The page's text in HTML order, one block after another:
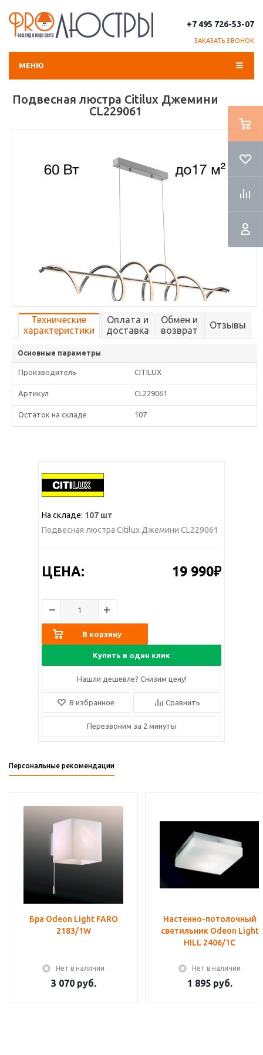
+7 495 726-53-07
ЗАКАЗАТЬ ЗВОНОК
МЕНЮ
Подвесная люстра Citilux Джемини
CL229061
Технические
характеристики
Оплата и
доставка
Обмен и
возврат
Отзывы
Основные параметры
Производитель CITILUX
Артикул CL229061
Остаток на складе 107
На складе: 107 шт
Подвесная люстра Citilux Джемини CL229061
ЦЕНА: 19 990₽
В корзину
Купить в один клик
Нашли дешевле? Снизим цену!
В избранное Сравнить
Перезвоним за 2 минуты
Персональные рекомендации
Бра Odeon Light FARO
2183/1W
Нет в наличии
3 070 руб.
Настенно-потолочный
светильник Odeon Light
HILL 2406/1C
Нет в наличии
1 895 руб.